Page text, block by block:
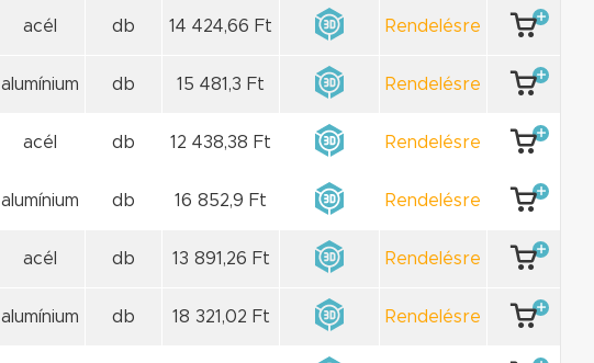
acél db 14 424,66 Ft Rendelésre
alumínium db 15 481,3 Ft Rendelésre
acél db 12 438,38 Ft Rendelésre
alumínium db 16 852,9 Ft Rendelésre
acél db 13 891,26 Ft Rendelésre
alumínium db 18 321,02 Ft Rendelésre